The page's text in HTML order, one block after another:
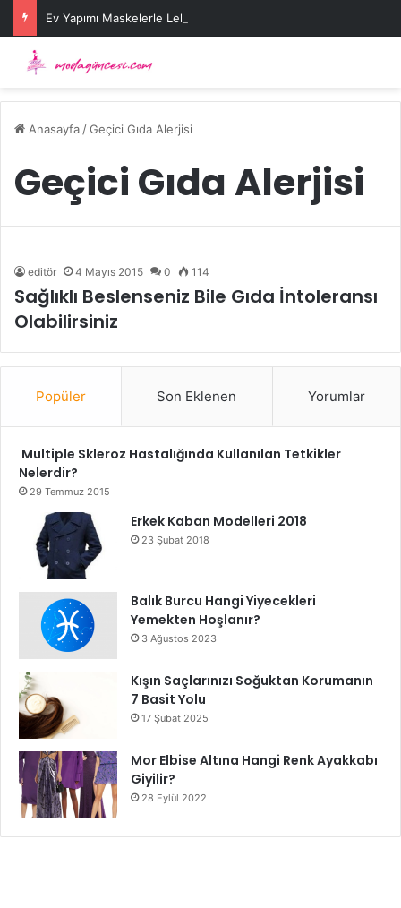
Ev Yapımı Maskelerle Leke Sorununa Çözüm Önerileri
Anasayfa /Geçici Gıda Alerjisi
Geçici Gıda Alerjisi
editör 4 Mayıs 2015 0 114
Sağlıklı Beslenseniz Bile Gıda İntoleransı
Olabilirsiniz
Popüler Son Eklenen Yorumlar
Multiple Skleroz Hastalığında Kullanılan Tetkikler
Nelerdir?
29 Temmuz 2015
Erkek Kaban Modelleri 2018
23 Şubat 2018
Balık Burcu Hangi Yiyecekleri
Yemekten Hoşlanır?
3 Ağustos 2023
Kışın Saçlarınızı Soğuktan Korumanın
7 Basit Yolu
17 Şubat 2025
Mor Elbise Altına Hangi Renk Ayakkabı
Giyilir?
28 Eylül 2022